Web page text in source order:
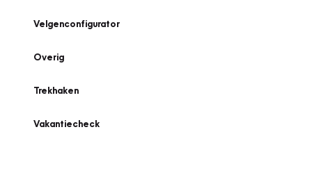
Velgenconfigurator
Overig
Trekhaken
Vakantiecheck